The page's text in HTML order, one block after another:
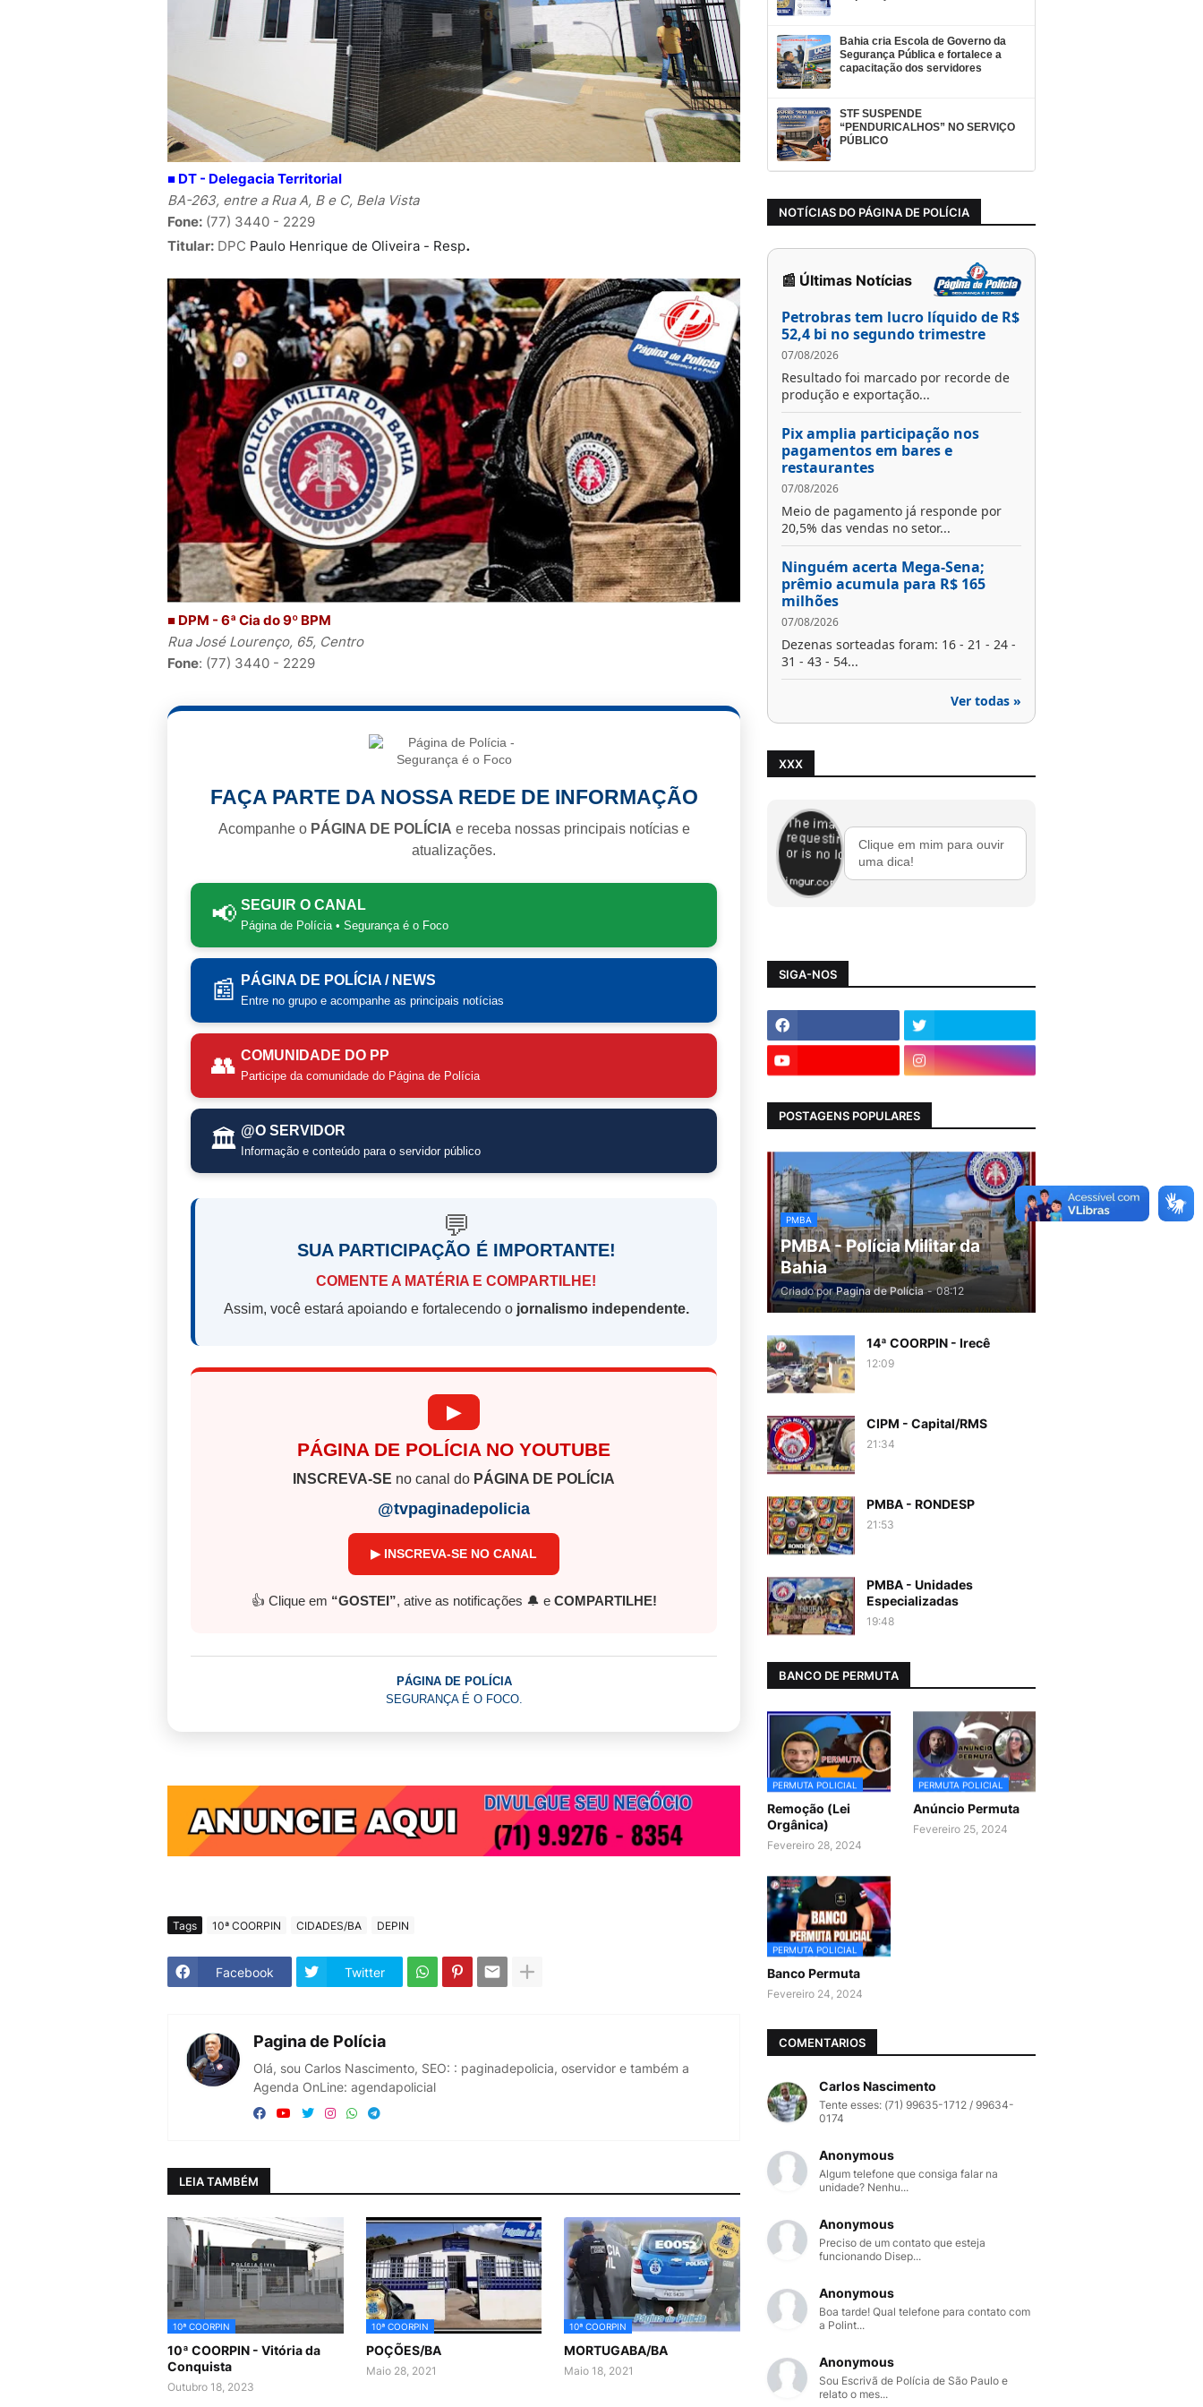
■ DT - Delegacia Territorial
BA-263, entre a Rua A, B e C, Bela Vista
Fone: (77) 3440 - 2229
Titular: DPC Paulo Henrique de Oliveira - Resp.
■ DPM - 6ª Cia do 9º BPM
Rua José Lourenço, 65, Centro
Fone: (77) 3440 - 2229
FAÇA PARTE DA NOSSA REDE DE INFORMAÇÃO
Acompanhe o PÁGINA DE POLÍCIA e receba nossas principais notícias e
atualizações.
📢 SEGUIR O CANAL
Página de Polícia • Segurança é o Foco
📰 PÁGINA DE POLÍCIA / NEWS
Entre no grupo e acompanhe as principais notícias
👥 COMUNIDADE DO PP
Participe da comunidade do Página de Polícia
🏛️ @O SERVIDOR
Informação e conteúdo para o servidor público
💬
SUA PARTICIPAÇÃO É IMPORTANTE!
COMENTE A MATÉRIA E COMPARTILHE!
Assim, você estará apoiando e fortalecendo o jornalismo independente.
▶
PÁGINA DE POLÍCIA NO YOUTUBE
INSCREVA-SE no canal do PÁGINA DE POLÍCIA
@tvpaginadepolicia
▶ INSCREVA-SE NO CANAL
👍 Clique em “GOSTEI”, ative as notificações 🔔 e COMPARTILHE!
PÁGINA DE POLÍCIA
SEGURANÇA É O FOCO.
Tags 10ª COORPIN CIDADES/BA DEPIN
Facebook Twitter
Pagina de Polícia
Olá, sou Carlos Nascimento, SEO: : paginadepolicia, oservidor e também a
Agenda OnLine: agendapolicial
LEIA TAMBÉM
10ª COORPIN
10ª COORPIN - Vitória da
Conquista
Outubro 18, 2023
10ª COORPIN
POÇÕES/BA
Maio 28, 2021
10ª COORPIN
MORTUGABA/BA
Maio 18, 2021
Bahia cria Escola de Governo da
Segurança Pública e fortalece a
capacitação dos servidores
STF SUSPENDE
“PENDURICALHOS” NO SERVIÇO
PÚBLICO
NOTÍCIAS DO PÁGINA DE POLÍCIA
📰 Últimas Notícias
Petrobras tem lucro líquido de R$
52,4 bi no segundo trimestre
07/08/2026
Resultado foi marcado por recorde de
produção e exportação...
Pix amplia participação nos
pagamentos em bares e
restaurantes
07/08/2026
Meio de pagamento já responde por
20,5% das vendas no setor...
Ninguém acerta Mega-Sena;
prêmio acumula para R$ 165
milhões
07/08/2026
Dezenas sorteadas foram: 16 - 21 - 24 -
31 - 43 - 54...
Ver todas »
XXX
Clique em mim para ouvir
uma dica!
SIGA-NOS
POSTAGENS POPULARES
PMBA
PMBA - Polícia Militar da
Bahia
Criado por Pagina de Polícia - 08:12
14ª COORPIN - Irecê
12:09
CIPM - Capital/RMS
21:34
PMBA - RONDESP
21:53
PMBA - Unidades
Especializadas
19:48
BANCO DE PERMUTA
PERMUTA POLICIAL
Remoção (Lei
Orgânica)
Fevereiro 28, 2024
PERMUTA POLICIAL
Anúncio Permuta
Fevereiro 25, 2024
PERMUTA POLICIAL
Banco Permuta
Fevereiro 24, 2024
COMENTARIOS
Carlos Nascimento
Tente esses: (71) 99635-1712 / 99634-
0174
Anonymous
Algum telefone que consiga falar na
unidade? Nenhu...
Anonymous
Preciso de um contato que esteja
funcionando Disep...
Anonymous
Boa tarde! Qual telefone para contato com
a Polint...
Anonymous
Sou Escrivã de Polícia de São Paulo e
relato o mes...